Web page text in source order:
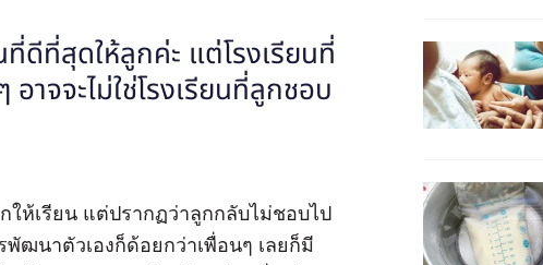
ดีที่สุดให้ลูกค่ะ แต่โรงเรียนที่
จจะไม่ใช่โรงเรียนที่ลูกชอบ
ให้เรียน แต่ปรากฏว่าลูกกลับไม่ชอบไป
พัฒนาตัวเองก็ด้อยกว่าเพื่อนๆ เลยก็มี